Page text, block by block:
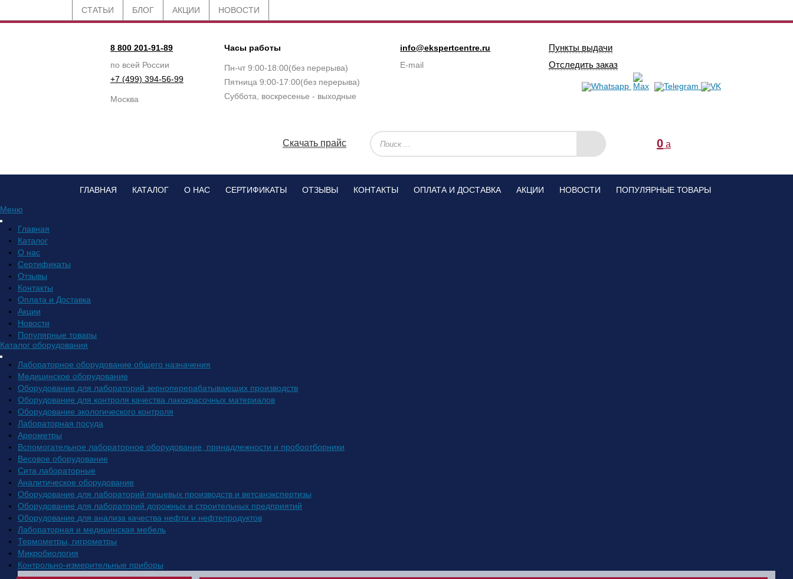
СТАТЬИ БЛОГ АКЦИИ НОВОСТИ
8 800 201-91-89
по всей России
+7 (499) 394-56-99
Москва
Часы работы
Пн-чт 9:00-18:00(без перерыва)
Пятница 9:00-17:00(без перерыва)
Суббота, воскресенье - выходные
info@ekspertcentre.ru
E-mail
Пункты выдачи
Отследить заказ
0 a
Скачать прайс
ГЛАВНАЯ КАТАЛОГ О НАС СЕРТИФИКАТЫ ОТЗЫВЫ КОНТАКТЫ ОПЛАТА И ДОСТАВКА АКЦИИ НОВОСТИ ПОПУЛЯРНЫЕ ТОВАРЫ
Меню
Главная
Каталог
О нас
Сертификаты
Отзывы
Контакты
Оплата и Доставка
Акции
Новости
Популярные товары
Каталог оборудования
Лабораторное оборудование общего назначения
Медицинское оборудование
Оборудование для лабораторий зерноперерабатывающих производств
Оборудование для контроля качества лакокрасочных материалов
Оборудование экологического контроля
Лабораторная посуда
Ареометры
Вспомогательное лабораторное оборудование, принадлежности и пробоотборники
Весовое оборудование
Сита лабораторные
Аналитическое оборудование
Оборудование для лабораторий пищевых производств и ветсанэкспертизы
Оборудование для лабораторий дорожных и строительных предприятий
Оборудование для анализа качества нефти и нефтепродуктов
Лабораторная и медицинская мебель
Термометры, гигрометры
Микробиология
Контрольно-измерительные приборы